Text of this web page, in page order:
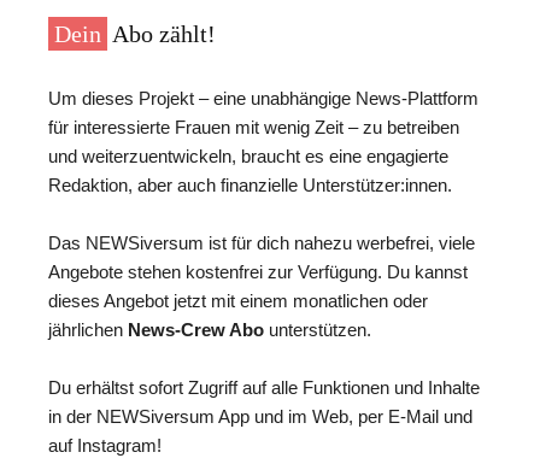
Dein Abo zählt!
Um dieses Projekt – eine unabhängige News-Plattform
für interessierte Frauen mit wenig Zeit – zu betreiben
und weiterzuentwickeln, braucht es eine engagierte
Redaktion, aber auch finanzielle Unterstützer:innen.
Das NEWSiversum ist für dich nahezu werbefrei, viele
Angebote stehen kostenfrei zur Verfügung. Du kannst
dieses Angebot jetzt mit einem monatlichen oder
jährlichen News-Crew Abo unterstützen.
Du erhältst sofort Zugriff auf alle Funktionen und Inhalte
in der NEWSiversum App und im Web, per E-Mail und
auf Instagram!